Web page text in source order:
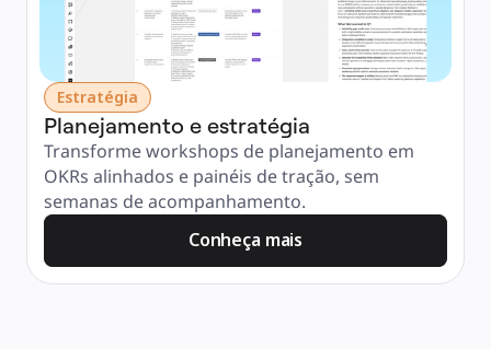
Estratégia
Planejamento e estratégia
Transforme workshops de planejamento em
OKRs alinhados e painéis de tração, sem
semanas de acompanhamento.
Conheça mais